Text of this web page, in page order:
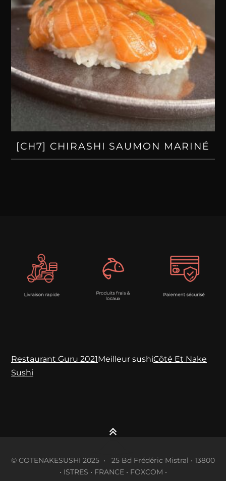
[CH7] CHIRASHI SAUMON MARINÉ
Restaurant Guru 2021Meilleur sushiCôté Et Nake
Sushi
© COTENAKESUSHI 2025 • 25 Bd Frédéric Mistral • 13800
• ISTRES • FRANCE • FOXCOM •